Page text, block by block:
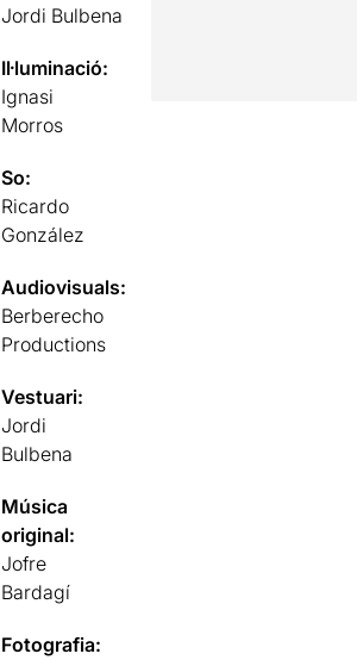
Jordi Bulbena
Il·luminació:
Ignasi
Morros
So:
Ricardo
González
Audiovisuals:
Berberecho
Productions
Vestuari:
Jordi
Bulbena
Música
original:
Jofre
Bardagí
Fotografia: